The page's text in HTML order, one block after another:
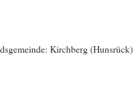
Kirchberg (Hunsrück)